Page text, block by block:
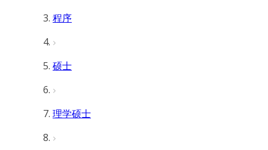
程序
硕士
理学硕士